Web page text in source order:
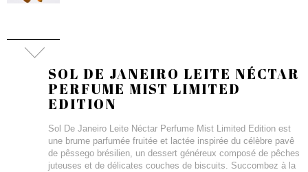
SOL DE JANEIRO LEITE NÉCTAR
PERFUME MIST LIMITED
EDITION
Sol De Janeiro Leite Néctar Perfume Mist Limited Edition est
une brume parfumée fruitée et lactée inspirée du célèbre pavê
de pêssego brésilien, un dessert généreux composé de pêches
juteuses et de délicates couches de biscuits. Succombez à la